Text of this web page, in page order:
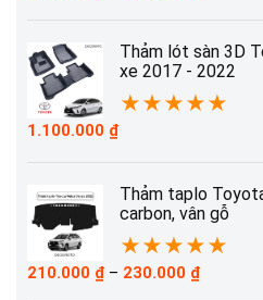
từ
210.000
đến
Thảm lót sàn 3D
xe 2017 - 2022
★★★★★
1.100.000 ₫
Thảm taplo
carbon, vân gỗ
★★★★★
210.000 ₫ – 230.000 ₫Khoảng